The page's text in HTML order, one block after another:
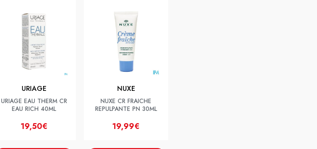
URIAGE
URIAGE EAU THERM CR
EAU RICH 40ML
19,50€
NUXE
NUXE CR FRAICHE
REPULPANTE PN 30ML
19,99€